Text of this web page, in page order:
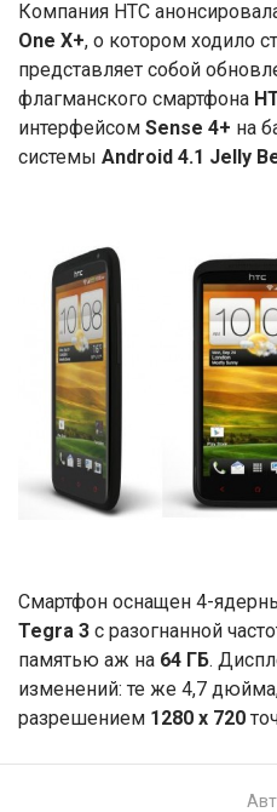
Компания HTC
One X+, о котором ходило
представляет собой
флагманского смартфона
интерфейсом Sense 4+ на
системы Android 4.1 Jelly
Смартфон оснащен 4-
Tegra 3 с разогнанной
памятью аж на 64 ГБ.
изменений: те же 4,7
разрешением 1280 x 720